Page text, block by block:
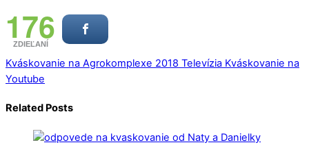
176
ZDIEĽANÍ
Kváskovanie na Agrokomplexe 2018 Televízia Kváskovanie na
Youtube
Related Posts